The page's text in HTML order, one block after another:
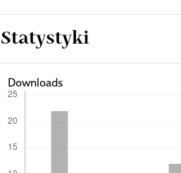
Statystyki
Downloads